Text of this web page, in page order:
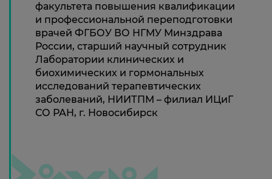
факультета повышения квалификации
и профессиональной переподготовки
врачей ФГБОУ ВО НГМУ Минздрава
России, старший научный сотрудник
Лаборатории клинических и
биохимических и гормональных
исследований терапевтических
заболеваний, НИИТПМ – филиал ИЦиГ
СО РАН, г. Новосибирск